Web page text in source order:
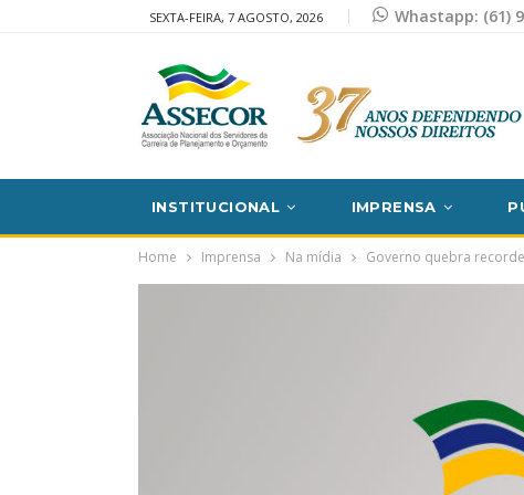
SEXTA-FEIRA, 7 AGOSTO, 2026 Whastapp: (61)
INSTITUCIONAL IMPRENSA
Home Imprensa Na mídia Governo quebra